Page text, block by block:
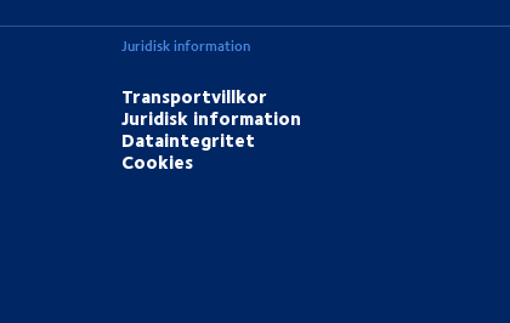
Juridisk information
Transportvillkor
Juridisk information
Dataintegritet
Cookies